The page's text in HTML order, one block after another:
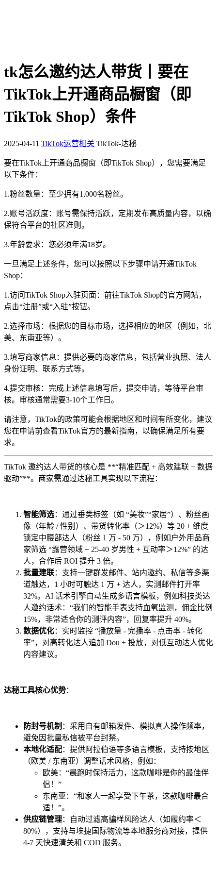
tk怎么邀约达人带货丨要在
TikTok上开通商品橱窗（即
TikTok Shop）条件
2025-04-11 TikTok运营相关 TikTok-达秘
要在TikTok上开通商品橱窗（即TikTok Shop），您需要满足
以下条件：
1.粉丝数量：至少拥有1,000名粉丝。
2.账号活跃度：账号需保持活跃，定期发布高质量内容，以确
保符合平台的社区准则。
3.年龄要求：您必须年满18岁。
一旦满足上述条件，您可以按照以下步骤申请开通TikTok
Shop：
1.访问TikTok Shop入驻页面：前往TikTok Shop的官方网站，
点击“注册”或“入驻”按钮。
2.选择市场：根据您的目标市场，选择相应的地区（例如，北
美、东南亚等）。
3.填写商家信息：提供必要的商家信息，包括营业执照、法人
身份证明、联系方式等。
4.提交审核：完成上述信息填写后，提交申请，等待平台审
核。审核通常需要3-10个工作日。
请注意，TikTok的政策可能会根据地区和时间有所变化，建议
您在申请前查看TikTok官方的最新指南，以确保满足所有要
求。
TikTok 邀约达人带货的核心是 **“精准匹配 + 高效建联 + 数据
驱动”**。商家需通过达秘工具实现以下流程：
智能筛选：通过垂类标签（如 “美妆”“家居”）、粉丝画
像（年龄 / 性别）、带货转化率（＞12%）等 20 + 维度
锁定中腰部达人（粉丝 1 万 - 50 万），例如户外用品商
家筛选 “露营领域 + 25-40 岁男性 + 互动率＞12%” 的达
人，合作后 ROI 提升 3 倍。
批量建联：支持一键群发邮件、站内邀约、私信等多渠
道触达，1 小时可触达 1 万 + 达人，实测邮件打开率
32%。AI 话术引擎自动生成多语言模板，例如科技类达
人邀约话术：“我们的智能手表支持血氧监测，佣金比例
15%，非常适合你的测评内容”，回复率提升 40%。
数据优化：实时监控 “播放量 - 完播率 - 点击率 - 转化
率”，对高转化达人追加 Dou + 投放，对低互动达人优化
内容建议。
达秘工具核心优势：
防封号机制 ：采用自有邮箱发件、模拟真人操作频率，
避免因批量私信被平台封禁。
本地化适配：提供阿拉伯语等多语言模板，支持按地区
（欧美 / 东南亚）调整话术风格，例如：
欧美：“晨跑时保持活力，这款咖啡是你的最佳伴
侣！”
东南亚：“和家人一起享受下午茶，这款咖啡最合
适！”。
供应链管理：自动过滤高骗样风险达人（如履约率＜
80%），支持与埃捷国际物流等本地服务商对接，提供
4-7 天快速清关和 COD 服务。